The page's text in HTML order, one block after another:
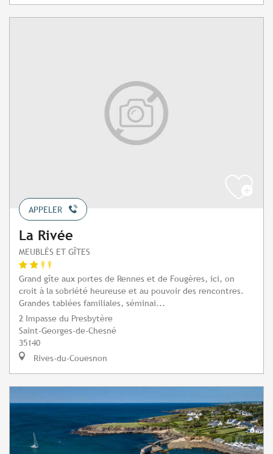
APPELER
La Rivée
MEUBLÉS ET GÎTES
Grand gîte aux portes de Rennes et de Fougères, ici, on
croit à la sobriété heureuse et au pouvoir des rencontres.
Grandes tablées familiales, séminai...
2 Impasse du Presbytère
Saint-Georges-de-Chesné
35140
Rives-du-Couesnon